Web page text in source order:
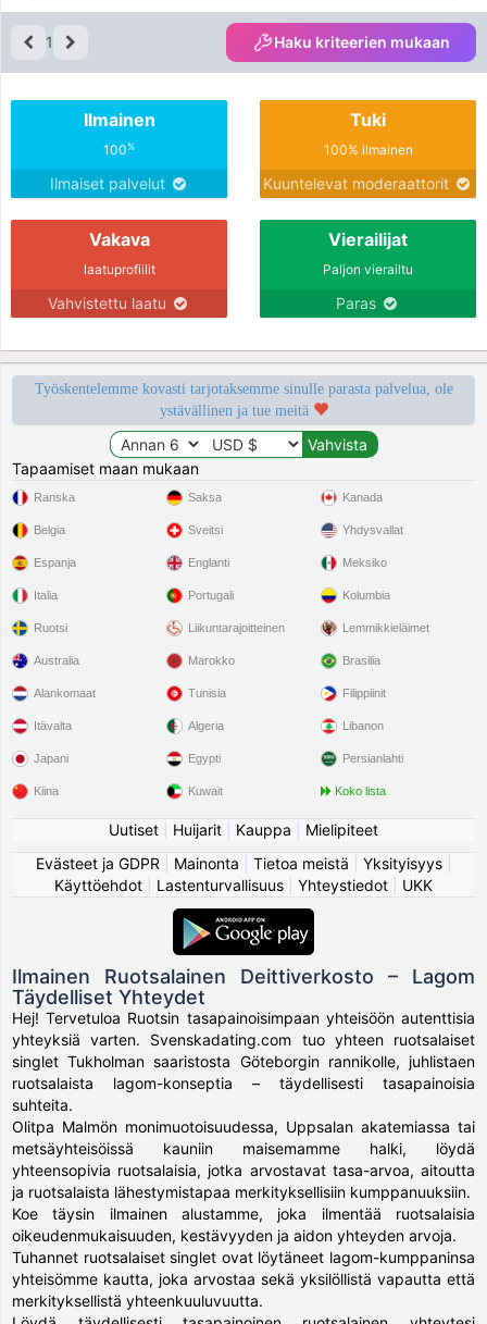
1 Haku kriteerien mukaan
Ilmainen
100%
Ilmaiset palvelut
Tuki
100% ilmainen
Kuuntelevat moderaattorit
Vakava
laatuprofiilit
Vahvistettu laatu
Vierailijat
Paljon vierailtu
Paras
Työskentelemme kovasti tarjotaksemme sinulle parasta palvelua, ole
ystävällinen ja tue meitä
Tapaamiset maan mukaan
Ranska
Belgia
Espanja
Italia
Ruotsi
Saksa
Sveitsi
Englanti
Portugali
Liikuntarajoitteinen
Kanada
Yhdysvallat
Meksiko
Kolumbia
Lemmikkieläimet
Australia
Alankomaat
Itävalta
Japani
Kiina
Marokko
Tunisia
Algeria
Egypti
Kuwait
Brasilia
Filippiinit
Libanon
Persianlahti
Koko lista
Uutiset Huijarit Kauppa
Mielipiteet
Evästeet ja GDPR
Mainonta Tietoa meistä Yksityisyys|
Käyttöehdot
Lastenturvallisuus Yhteystiedot UKK
Ilmainen Ruotsalainen Deittiverkosto – Lagom
Täydelliset Yhteydet
Hej! Tervetuloa Ruotsin tasapainoisimpaan yhteisöön autenttisia
yhteyksiä varten. Svenskadating.com tuo yhteen ruotsalaiset
singlet Tukholman saaristosta Göteborgin rannikolle, juhlistaen
ruotsalaista lagom-konseptia – täydellisesti tasapainoisia
suhteita.
Olitpa Malmön monimuotoisuudessa, Uppsalan akatemiassa tai
metsäyhteisöissä kauniin maisemamme halki, löydä
yhteensopivia ruotsalaisia, jotka arvostavat tasa-arvoa, aitoutta
ja ruotsalaista lähestymistapaa merkityksellisiin kumppanuuksiin.
Koe täysin ilmainen alustamme, joka ilmentää ruotsalaisia
oikeudenmukaisuuden, kestävyyden ja aidon yhteyden arvoja.
Tuhannet ruotsalaiset singlet ovat löytäneet lagom-kumppaninsa
yhteisömme kautta, joka arvostaa sekä yksilöllistä vapautta että
merkityksellistä yhteenkuuluvuutta.